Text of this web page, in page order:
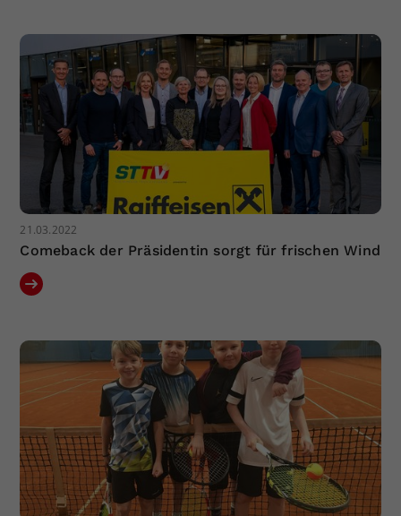
21.03.2022
Comeback der Präsidentin sorgt für frischen Wind